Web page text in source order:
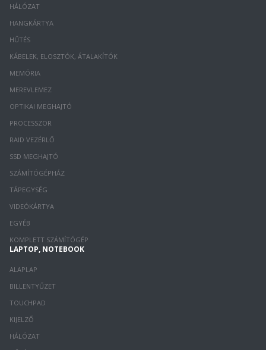
HÁLÓZAT
HANGKÁRTYA
HŰTÉS
KÁBELEK, ELOSZTÓK, ÁTALAKÍTÓK
MEMÓRIA
MEREVLEMEZ
OPTIKAI MEGHAJTÓ
PROCESSZOR
RAID VEZÉRLŐ
SSD MEGHAJTÓ
SZÁMÍTÓGÉPHÁZ
TÁPEGYSÉG
VIDEÓKÁRTYA
EGYÉB
KOMPLETT SZÁMÍTÓGÉP
LAPTOP, NOTEBOOK
ALAPLAP
BILLENTYŰZET
TOUCHPAD
KIJELZŐ
HÁLÓZAT